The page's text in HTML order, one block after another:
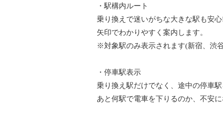
・駅構内ルート
乗り換えで迷いがちな大きな駅も安
矢印でわかりやすく案内します。
※対象駅のみ表示されます(新宿、渋
・停車駅表示
乗り換え駅だけでなく、途中の停車駅
あと何駅で電車を下りるのか、不安